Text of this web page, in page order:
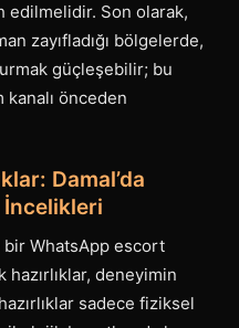
edilmelidir. Son olarak,
zayıfladığı bölgelerde,
güçleşebilir; bu
önceden
Damal’da
İncelikleri
bir WhatsApp escort
deneyimin
sadece fiziksel